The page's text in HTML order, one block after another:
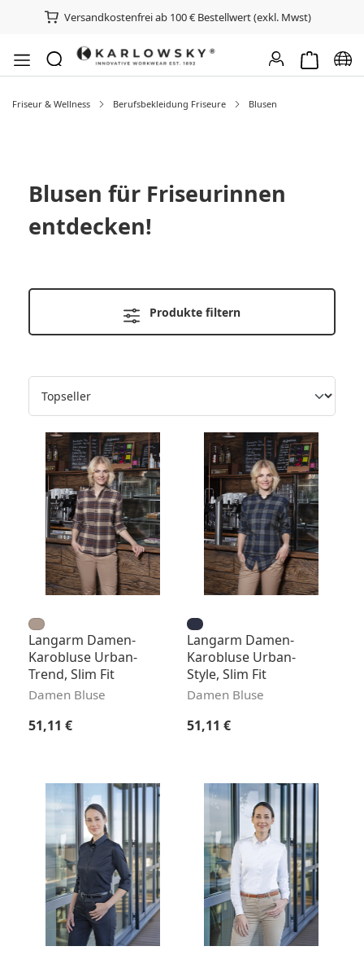
Versandkostenfrei ab 100 € Bestellwert (exkl. Mwst)
Friseur & Wellness Berufsbekleidung Friseure Blusen
Blusen für Friseurinnen
entdecken!
Produkte filtern
Langarm Damen-
Karobluse Urban-
Trend, Slim Fit
Damen Bluse
Regulärer Preis:
51,11 €
Langarm Damen-
Karobluse Urban-
Style, Slim Fit
Damen Bluse
Regulärer Preis:
51,11 €